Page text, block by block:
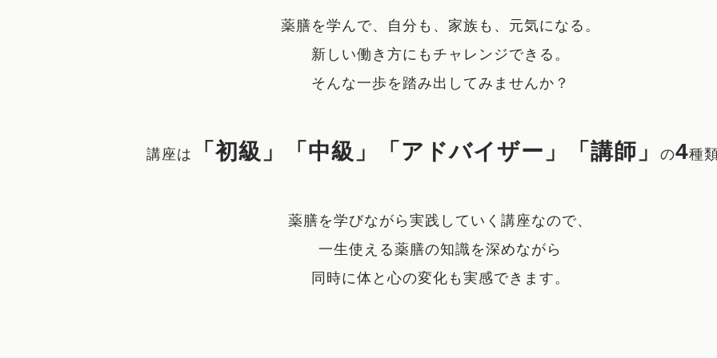
薬膳を学んで、自分も、家族も、元気になる。
新しい働き方にもチャレンジできる。
そんな一歩を踏み出してみませんか？
講座は 「初級」「中級」「アドバイザー」「講師」 の4種
薬膳を学びながら実践していく講座なので、
一生使える薬膳の知識を深めながら
同時に体と心の変化も実感できます。